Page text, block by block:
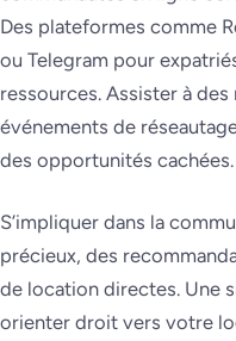
Des plateformes comme
ou Telegram pour
ressources. Assister à
événements de
des opportunités cachées.
S’impliquer dans la
précieux, des
de location directes. Une
orienter droit vers votre